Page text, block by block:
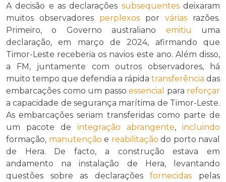
A decisão e as declarações subsequentesdeixaram
muitos observadores perplexos por várias razões.
Primeiro, o Governo australiano emitiu uma
declaração, em março de 2024, afirmando que
Timor-Leste receberia os navios este ano. Além disso,
a FM, juntamente com outros observadores, há
muito tempo que defendia a rápida transferência das
embarcações como um passo essencial para reforçar
a capacidade de segurança marítima de Timor-Leste.
As embarcações seriam transferidas como parte de
um pacote de integração abrangente, incluindo
formação, manutenção e reabilitação do porto naval
de Hera. De facto, a construção estava em
andamento na instalação de Hera, levantando
questões sobre as declaraçõesfornecidas pelas